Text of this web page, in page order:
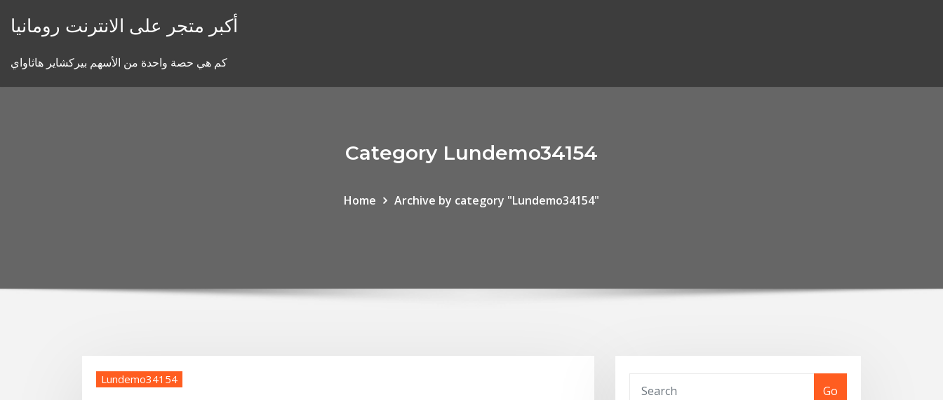
أكبر متجر على الانترنت رومانيا
كم هي حصة واحدة من الأسهم بيركشاير هاثاواي
Category Lundemo34154
Home Archive by category "Lundemo34154"
Lundemo34154
Go